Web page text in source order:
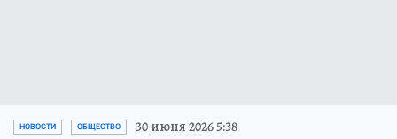
НОВОСТИ ОБЩЕСТВО 30 июня 2026 5:38